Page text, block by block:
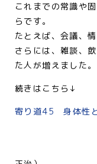
これまでの常識や
らです。
たとえば、会議、
さらには、雑談、
た人が増えました。
続きはこちら↓
寄り道45 身体性